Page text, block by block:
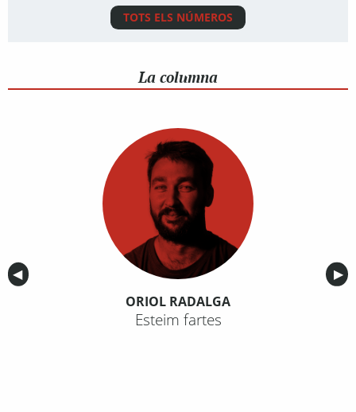
TOTS ELS NÚMEROS
La columna
Anterior
◀︎ ▶︎
ORIOL RADALGA
Esteim fartes